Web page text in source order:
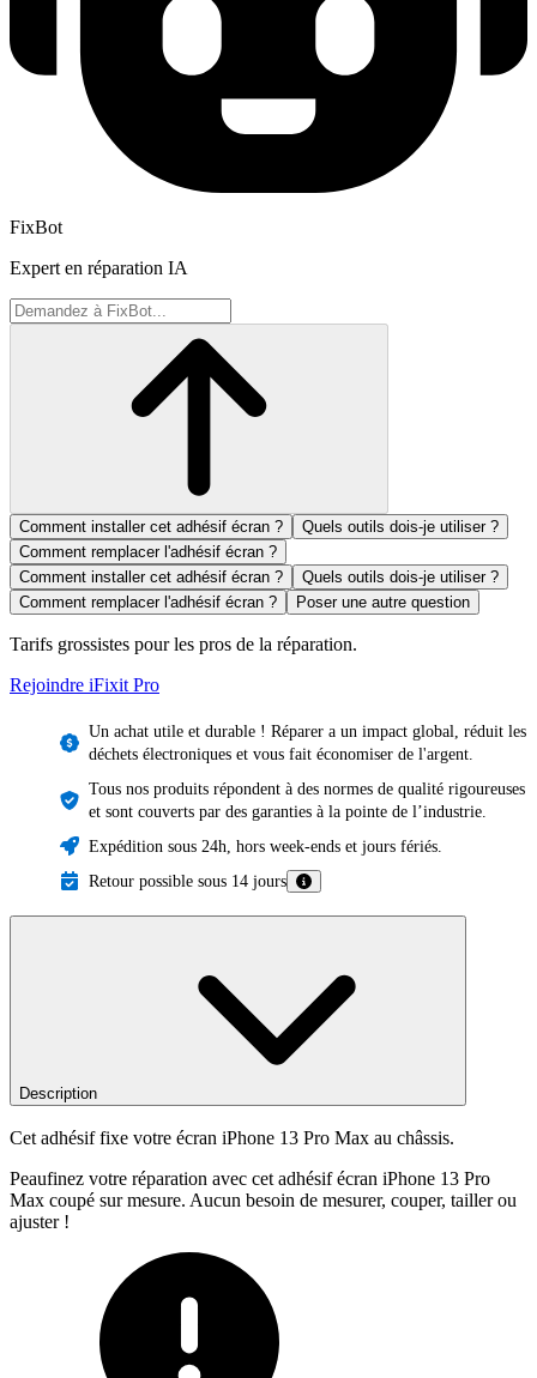
FixBot
Expert en réparation IA
Comment installer cet adhésif écran ?
Quels outils dois-je utiliser ?
Comment remplacer l'adhésif écran ?
Comment installer cet adhésif écran ?
Quels outils dois-je utiliser ?
Comment remplacer l'adhésif écran ?
Poser une autre question
Tarifs grossistes pour les pros de la réparation.
Rejoindre iFixit Pro
Un achat utile et durable ! Réparer a un impact global, réduit les
déchets électroniques et vous fait économiser de l'argent.
Tous nos produits répondent à des normes de qualité rigoureuses
et sont couverts par des garanties à la pointe de l’industrie.
Expédition sous 24h, hors week-ends et jours fériés.
Retour possible sous 14 jours
Description
Cet adhésif fixe votre écran iPhone 13 Pro Max au châssis.
Peaufinez votre réparation avec cet adhésif écran iPhone 13 Pro
Max coupé sur mesure. Aucun besoin de mesurer, couper, tailler ou
ajuster !